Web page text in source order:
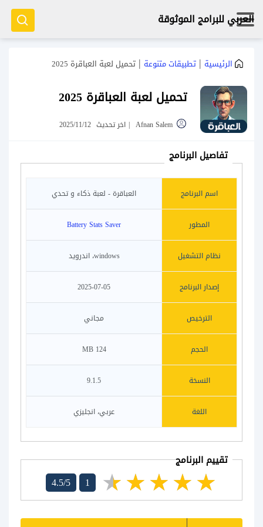
العربي للبرامج الموثوقة
الرئيسية | تطبيقات متنوعة | تحميل لعبة العباقرة 2025
تحميل لعبة العباقرة 2025
Afnan Salem
| اخر تحديث 2025/11/12
تفاصيل البرنامج
اسم البرنامج العباقرة - لعبة ذكاء و تحدي
المطور Battery Stats Saver‏
نظام التشغيل windows، اندرويد
إصدار البرنامج 2025-07-05
الترخيص مجاني
الحجم 124 MB
النسخة 9.1.5
اللغة عربي، انجليزي
تقييم البرنامج
4.5/5 1